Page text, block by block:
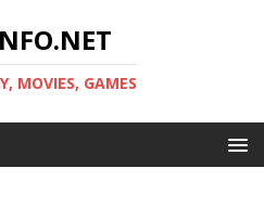
MOVIES, GAMES